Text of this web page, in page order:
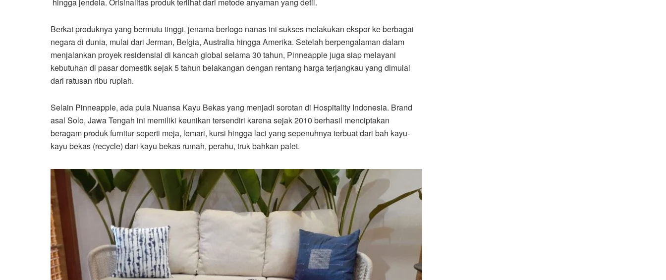
hingga jendela. Orisinalitas produk terlihat dari metode anyaman yang detil.
Berkat produknya yang bermutu tinggi, jenama berlogo nanas ini sukses melakukan ekspor ke berbagai
negara di dunia, mulai dari Jerman, Belgia, Australia hingga Amerika. Setelah berpengalaman dalam
menjalankan proyek residensial di kancah global selama 30 tahun, Pinneapple juga siap melayani
kebutuhan di pasar domestik sejak 5 tahun belakangan dengan rentang harga terjangkau yang dimulai
dari ratusan ribu rupiah.
Selain Pinneapple, ada pula Nuansa Kayu Bekas yang menjadi sorotan di Hospitality Indonesia. Brand
asal Solo, Jawa Tengah ini memiliki keunikan tersendiri karena sejak 2010 berhasil menciptakan
beragam produk furnitur seperti meja, lemari, kursi hingga laci yang sepenuhnya terbuat dari bah kayu-
kayu bekas (recycle) dari kayu bekas rumah, perahu, truk bahkan palet.